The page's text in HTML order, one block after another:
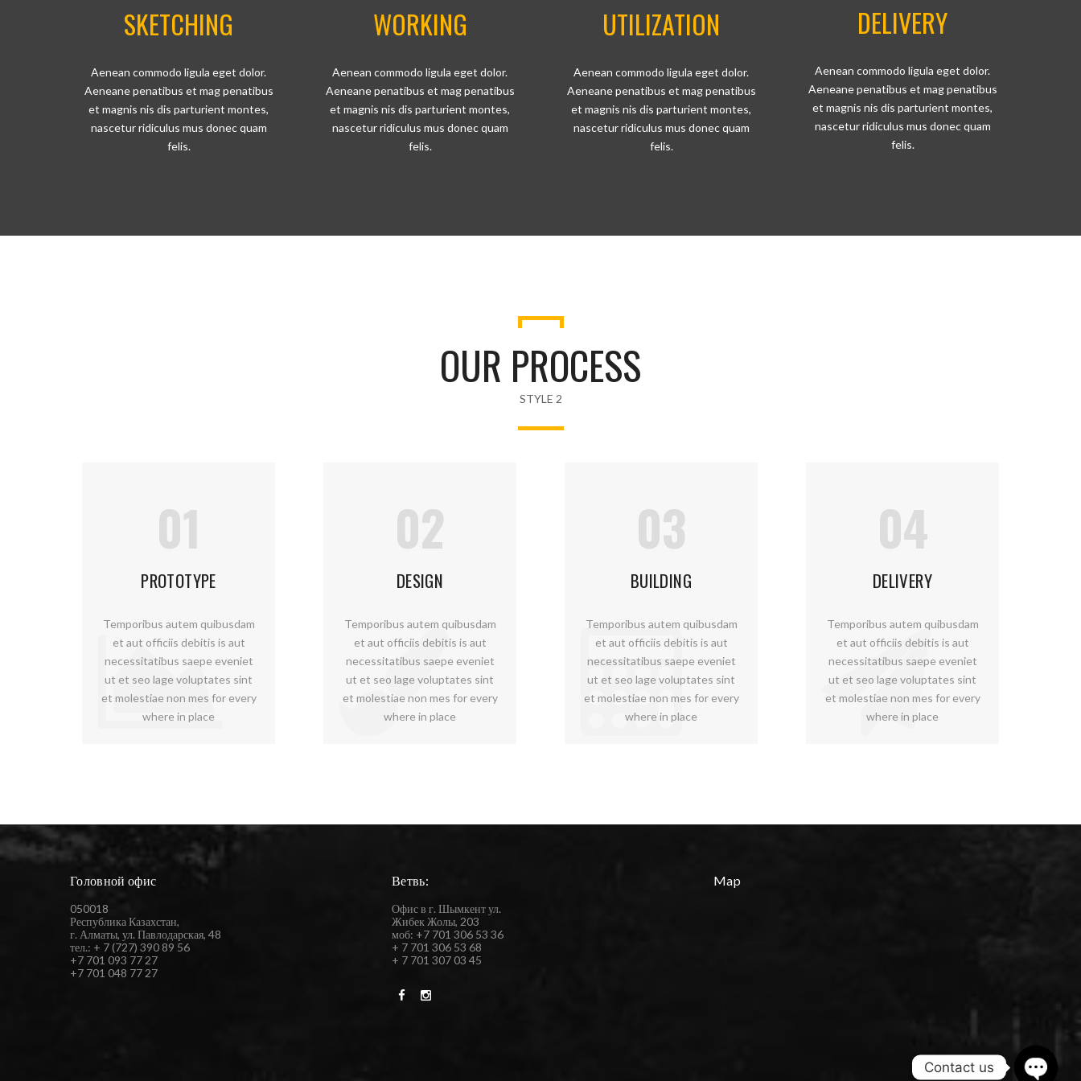
SKETCHING
Aenean commodo ligula eget dolor.
Aeneane penatibus et mag penatibus
et magnis nis dis parturient montes,
nascetur ridiculus mus donec quam
felis.
WORKING
Aenean commodo ligula eget dolor.
Aeneane penatibus et mag penatibus
et magnis nis dis parturient montes,
nascetur ridiculus mus donec quam
felis.
UTILIZATION
Aenean commodo ligula eget dolor.
Aeneane penatibus et mag penatibus
et magnis nis dis parturient montes,
nascetur ridiculus mus donec quam
felis.
DELIVERY
Aenean commodo ligula eget dolor.
Aeneane penatibus et mag penatibus
et magnis nis dis parturient montes,
nascetur ridiculus mus donec quam
felis.
OUR PROCESS
STYLE 2
01
PROTOTYPE
Temporibus autem quibusdam
et aut officiis debitis is aut
necessitatibus saepe eveniet
ut et seo lage voluptates sint
et molestiae non mes for every
where in place
02
DESIGN
Temporibus autem quibusdam
et aut officiis debitis is aut
necessitatibus saepe eveniet
ut et seo lage voluptates sint
et molestiae non mes for every
where in place
03
BUILDING
Temporibus autem quibusdam
et aut officiis debitis is aut
necessitatibus saepe eveniet
ut et seo lage voluptates sint
et molestiae non mes for every
where in place
04
DELIVERY
Temporibus autem quibusdam
et aut officiis debitis is aut
necessitatibus saepe eveniet
ut et seo lage voluptates sint
et molestiae non mes for every
where in place
Головной офис
050018
Республика Казахстан,
г. Алматы, ул. Павлодарская, 48
тел.: + 7 (727) 390 89 56
+7 701 093 77 27
+7 701 048 77 27
Ветвь:
Офис в г. Шымкент ул.
Жибек Жолы, 203
моб: +7 701 306 53 36
+ 7 701 306 53 68
+ 7 701 307 03 45
Map
Contact us